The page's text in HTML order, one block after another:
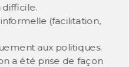
difficile.
(facilitation,
aux politiques.
a été prise de façon